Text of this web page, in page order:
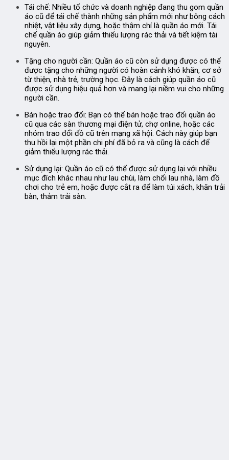
Tái chế: Nhiều tổ chức và doanh nghiệp đang thu gom quần
áo cũ để tái chế thành những sản phẩm mới như bông cách
nhiệt, vật liệu xây dựng, hoặc thậm chí là quần áo mới. Tái
chế quần áo giúp giảm thiểu lượng rác thải và tiết kiệm tài
nguyên.
Tặng cho người cần: Quần áo cũ còn sử dụng được có thể
được tặng cho những người có hoàn cảnh khó khăn, cơ sở
từ thiện, nhà trẻ, trường học. Đây là cách giúp quần áo cũ
được sử dụng hiệu quả hơn và mang lại niềm vui cho những
người cần.
Bán hoặc trao đổi: Bạn có thể bán hoặc trao đổi quần áo
cũ qua các sàn thương mại điện tử, chợ online, hoặc các
nhóm trao đổi đồ cũ trên mạng xã hội. Cách này giúp bạn
thu hồi lại một phần chi phí đã bỏ ra và cũng là cách để
giảm thiểu lượng rác thải.
Sử dụng lại: Quần áo cũ có thể được sử dụng lại với nhiều
mục đích khác nhau như lau chùi, làm chổi lau nhà, làm đồ
chơi cho trẻ em, hoặc được cắt ra để làm túi xách, khăn trải
bàn, thảm trải sàn.